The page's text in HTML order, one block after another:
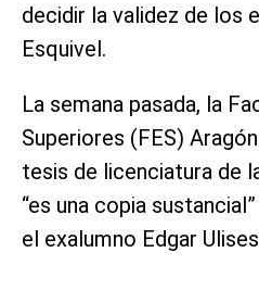
decidir la validez de los
Esquivel.
La semana pasada, la
Superiores (FES)
tesis de licenciatura de
“es una copia
el exalumno Edgar